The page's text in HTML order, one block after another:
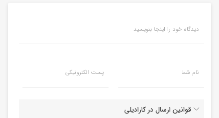
دیدگاه خود را اینجا بنویسید
نام شما پست الکترونیکی
قوانین ارسال در کارادیلی